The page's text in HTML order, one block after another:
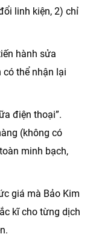
linh kiện, 2) chỉ
hành sửa
có thể nhận lại
điện thoại”.
(không có
minh bạch,
giá mà Bảo Kim
kĩ cho từng dịch